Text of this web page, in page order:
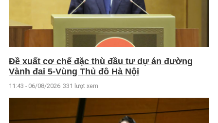
Đề xuất cơ chế đặc thù đầu tư dự án đường
Vành đai 5-Vùng Thủ đô Hà Nội
11:43 - 06/08/2026 331 lượt xem